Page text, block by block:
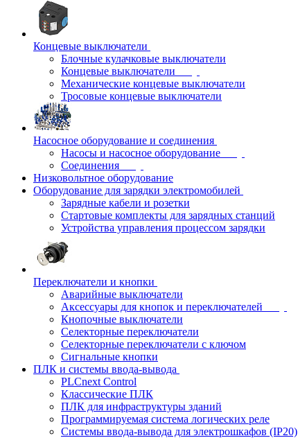
Концевые выключатели
Блочные кулачковые выключатели
Концевые выключатели
Механические концевые выключатели
Тросовые концевые выключатели
Насосное оборудование и соединения
Насосы и насосное оборудование
Соединения
Низковольтное оборудование
Оборудование для зарядки электромобилей
Зарядные кабели и розетки
Стартовые комплекты для зарядных станций
Устройства управления процессом зарядки
Переключатели и кнопки
Аварийные выключатели
Аксессуары для кнопок и переключателей
Кнопочные выключатели
Селекторные переключатели
Селекторные переключатели с ключом
Сигнальные кнопки
ПЛК и системы ввода-вывода
PLCnext Control
Классические ПЛК
ПЛК для инфраструктуры зданий
Программируемая система логических реле
Системы ввода-вывода для электрошкафов (IP20)